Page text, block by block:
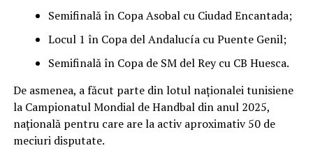
Semifinală în Copa Asobal cu Ciudad Encantada;
Locul 1 în Copa del Andalucía cu Puente Genil;
Semifinală în Copa de SM del Rey cu CB Huesca.
De asmenea, a făcut parte din lotul naționalei tunisiene
la Campionatul Mondial de Handbal din anul 2025,
națională pentru care are la activ aproximativ 50 de
meciuri disputate.